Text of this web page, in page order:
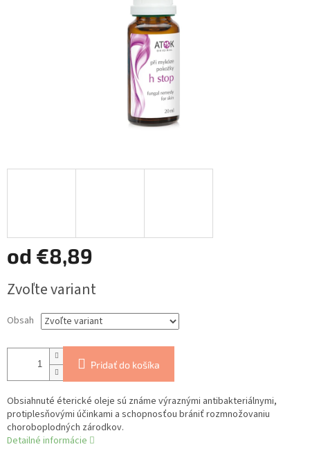
od €8,89
cena:
Zvoľte variant
Obsah
Pridať do košíka
Obsiahnuté éterické oleje sú známe výraznými antibakteriálnymi,
protiplesňovými účinkami a schopnosťou brániť rozmnožovaniu
choroboplodných zárodkov.
Detailné informácie